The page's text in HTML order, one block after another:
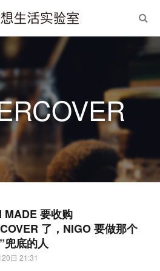
MADE 要收购
了，NIGO 要做那个
兜底的人
日 21:31